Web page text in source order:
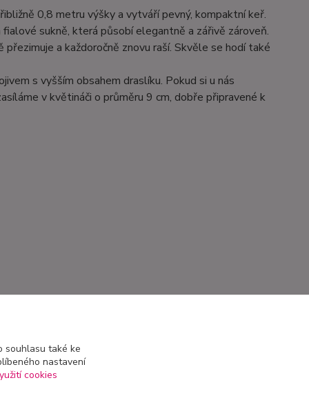
0,8 metru výšky a vytváří pevný, kompaktní keř.
sukně, která působí elegantně a zářivě zároveň.
a každoročně znovu raší. Skvěle se hodí také
s vyšším obsahem draslíku. Pokud si u nás
v květináči o průměru 9 cm, dobře připravené k
souhlasu také ke
nastavení
cookies